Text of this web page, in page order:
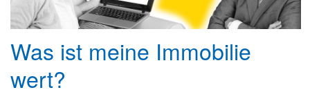
SERVICE
Was ist meine Immobilie
wert?